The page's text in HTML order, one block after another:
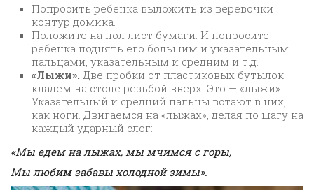
Попросить ребенка выложить из веревочки
контур домика.
Положите на пол лист бумаги. И попросите
ребенка поднять его большим и указательным
пальцами, указательным и средним и т.д.
«Лыжи». Две пробки от пластиковых бутылок
кладем на столе резьбой вверх. Это — «лыжи».
Указательный и средний пальцы встают в них,
как ноги. Двигаемся на «лыжах», делая по шагу на
каждый ударный слог:
«Мы едем на лыжах, мы мчимся с горы,
Мы любим забавы холодной зимы».